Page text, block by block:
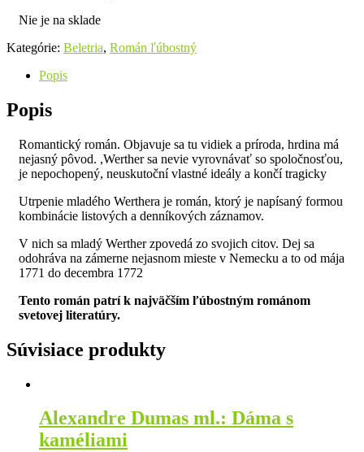
Nie je na sklade
Kategórie: Beletria, Román ľúbostný
Popis
Popis
Romantický román. Objavuje sa tu vidiek a príroda, hrdina má
nejasný pôvod. ,Werther sa nevie vyrovnávať so spoločnosťou,
je nepochopený, neuskutoční vlastné ideály a končí tragicky
Utrpenie mladého Werthera je román, ktorý je napísaný formou
kombinácie listových a denníkových záznamov.
V nich sa mladý Werther zpovedá zo svojich citov. Dej sa
odohráva na zámerne nejasnom mieste v Nemecku a to od mája
1771 do decembra 1772
Tento román patrí k najväčším ľúbostným románom
svetovej literatúry.
Súvisiace produkty
Alexandre Dumas ml.: Dáma s
kaméliami